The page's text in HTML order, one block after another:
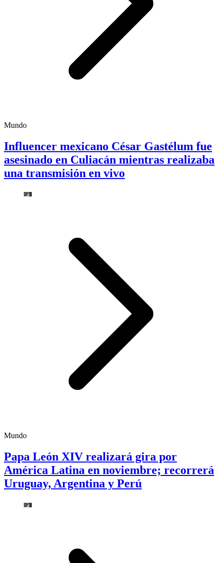
Mundo
Influencer mexicano César Gastélum fue
asesinado en Culiacán mientras realizaba
una transmisión en vivo
Mundo
Papa León XIV realizará gira por
América Latina en noviembre; recorrerá
Uruguay, Argentina y Perú